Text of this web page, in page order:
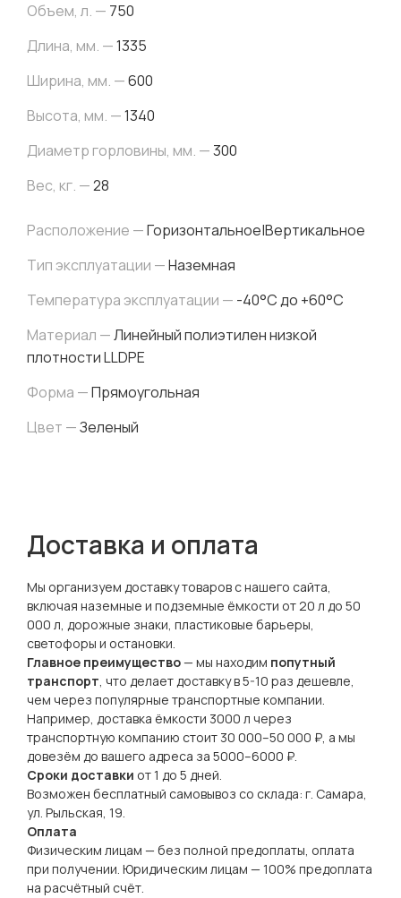
Объем, л. — 750
Длина, мм. —1335
Ширина, мм. —600
Высота, мм. —1340
Диаметр горловины, мм. —300
Вес, кг. —28
Расположение —Горизонтальное|Вертикальное
Тип эксплуатации —Наземная
Температура эксплуатации — -40°C до +60°C
Материал —Линейный полиэтилен низкой
плотности LLDPE
Форма —Прямоугольная
Цвет —Зеленый
Доставка и оплата
Мы организуем доставку товаров с нашего сайта,
включая наземные и подземные ёмкости от 20 л до 50
000 л, дорожные знаки, пластиковые барьеры,
светофоры и остановки.
Главное преимущество— мы находим попутный
транспорт, что делает доставку в 5-10 раз дешевле,
чем через популярные транспортные компании.
Например, доставка ёмкости 3000 л через
транспортную компанию стоит 30 000–50 000 ₽, а мы
довезём до вашего адреса за 5000–6000 ₽.
Сроки доставки от 1 до 5 дней.
Возможен бесплатный самовывоз со склада: г. Самара,
ул. Рыльская, 19.
Оплата
Физическим лицам — без полной предоплаты, оплата
при получении. Юридическим лицам — 100% предоплата
на расчётный счёт.